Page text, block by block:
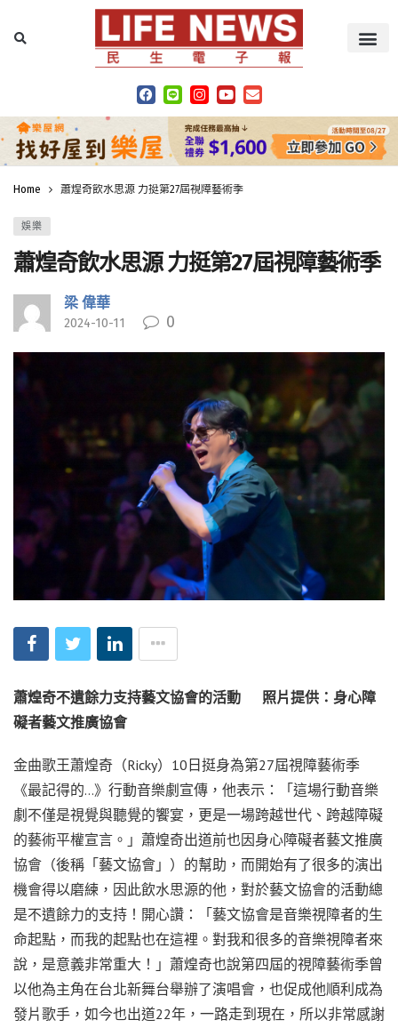
Home 蕭煌奇飲水思源 力挺第27屆視障藝術季
娛樂
蕭煌奇飲水思源 力挺第27屆視障藝術季
梁 偉華
2024-10-11 0
蕭煌奇不遺餘力支持藝文協會的活動 照片提供：身心障
礙者藝文推廣協會
金曲歌王蕭煌奇（Ricky）10日挺身為第27屆視障藝術季
《最記得的…》行動音樂劇宣傳，他表示：「這場行動音樂
劇不僅是視覺與聽覺的饗宴，更是一場跨越世代、跨越障礙
的藝術平權宣言。」蕭煌奇出道前也因身心障礙者藝文推廣
協會（後稱「藝文協會」）的幫助，而開始有了很多的演出
機會得以磨練，因此飲水思源的他，對於藝文協會的活動總
是不遺餘力的支持！開心讚：「藝文協會是音樂視障者的生
命起點，而我的起點也在這裡。對我和很多的音樂視障者來
說，是意義非常重大！」蕭煌奇也說第四屆的視障藝術季曾
以他為主角在台北新舞台舉辦了演唱會，也促成他順利成為
發片歌手，如今也出道22年，一路走到現在，所以非常感謝